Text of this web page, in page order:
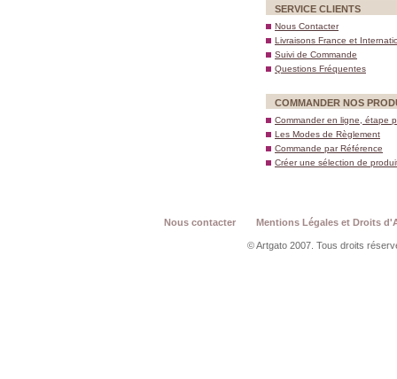
SERVICE CLIENTS
Nous Contacter
Livraisons France et
Suivi de Commande
Questions Fréquentes
COMMANDER NOS
Commander en ligne, étape
Les Modes de Règlement
Commande par Référence
Créer une sélection de
Nous contacter Mentions Légales et Droits
© Artgato 2007. Tous droits